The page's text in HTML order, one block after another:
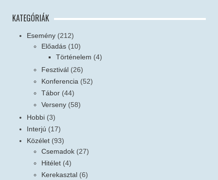
KATEGÓRIÁK
Esemény (212)
Előadás (10)
Történelem (4)
Fesztivál (26)
Konferencia (52)
Tábor (44)
Verseny (58)
Hobbi (3)
Interjú (17)
Közélet (93)
Csemadok (27)
Hitélet (4)
Kerekasztal (6)